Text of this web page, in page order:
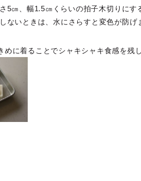
5㎝、幅1.5㎝くらいの拍子木切りにす
ないときは、水にさらすと変色が防げ
めに着ることでシャキシャキ食感を残し